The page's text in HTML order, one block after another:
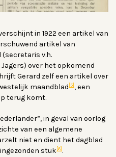
in 1922 een artikel van
artikel van
(secretaris v.h.
over het opkomend
Gerard zelf een artikel over
maandblad [5] , een
terug komt.
in geval van oorlog
van een algemene
niet en dient het dagblad
stuk [6] .